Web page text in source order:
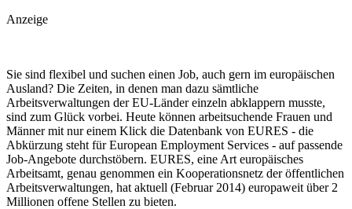
Anzeige
Sie sind flexibel und suchen einen Job, auch gern im europäischen
Ausland? Die Zeiten, in denen man dazu sämtliche
Arbeitsverwaltungen der EU-Länder einzeln abklappern musste,
sind zum Glück vorbei. Heute können arbeitsuchende Frauen und
Männer mit nur einem Klick die Datenbank von EURES - die
Abkürzung steht für European Employment Services - auf passende
Job-Angebote durchstöbern. EURES, eine Art europäisches
Arbeitsamt, genau genommen ein Kooperationsnetz der öffentlichen
Arbeitsverwaltungen, hat aktuell (Februar 2014) europaweit über 2
Millionen offene Stellen zu bieten.